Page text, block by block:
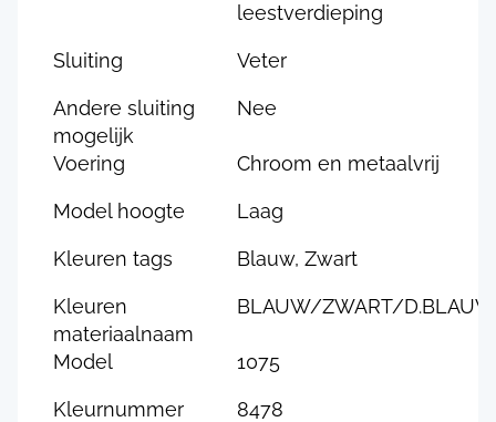
leestverdieping
Sluiting Veter
Andere sluiting
mogelijk
Nee
Voering Chroom en metaalvrij
Model hoogte Laag
Kleuren tags Blauw, Zwart
Kleuren
materiaalnaam
BLAUW/ZWART/D.BLAUW
Model 1075
Kleurnummer 8478